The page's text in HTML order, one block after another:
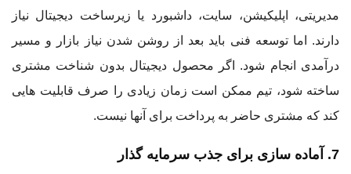
مدیریتی، اپلیکیشن، سایت، داشبورد یا زیرساخت دیجیتال نیاز
دارند. اما توسعه فنی باید بعد از روشن شدن نیاز بازار و مسیر
درآمدی انجام شود. اگر محصول دیجیتال بدون شناخت مشتری
ساخته شود، تیم ممکن است زمان زیادی را صرف قابلیت هایی
کند که مشتری حاضر به پرداخت برای آنها نیست.
7. آماده سازی برای جذب سرمایه گذار